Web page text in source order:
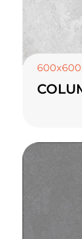
600x600